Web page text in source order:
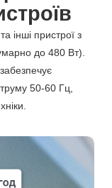
інші пристрої з
до 480 Вт).
50-60 Гц,